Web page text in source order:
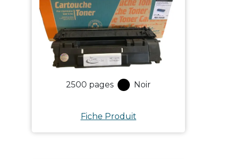
2500 pages Noir
Fiche Produit